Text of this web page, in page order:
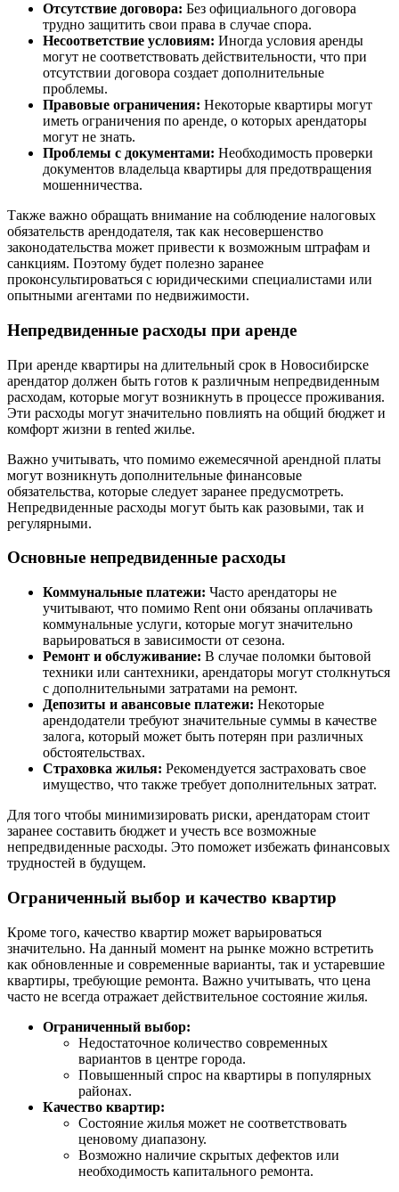
Отсутствие договора: Без официального договора
трудно защитить свои права в случае спора.
Несоответствие условиям: Иногда условия аренды
могут не соответствовать действительности, что при
отсутствии договора создает дополнительные
проблемы.
Правовые ограничения: Некоторые квартиры могут
иметь ограничения по аренде, о которых арендаторы
могут не знать.
Проблемы с документами: Необходимость проверки
документов владельца квартиры для предотвращения
мошенничества.
Также важно обращать внимание на соблюдение налоговых
обязательств арендодателя, так как несовершенство
законодательства может привести к возможным штрафам и
санкциям. Поэтому будет полезно заранее
проконсультироваться с юридическими специалистами или
опытными агентами по недвижимости.
Непредвиденные расходы при аренде
При аренде квартиры на длительный срок в Новосибирске
арендатор должен быть готов к различным непредвиденным
расходам, которые могут возникнуть в процессе проживания.
Эти расходы могут значительно повлиять на общий бюджет и
комфорт жизни в rented жилье.
Важно учитывать, что помимо ежемесячной арендной платы
могут возникнуть дополнительные финансовые
обязательства, которые следует заранее предусмотреть.
Непредвиденные расходы могут быть как разовыми, так и
регулярными.
Основные непредвиденные расходы
Коммунальные платежи: Часто арендаторы не
учитывают, что помимо Rent они обязаны оплачивать
коммунальные услуги, которые могут значительно
варьироваться в зависимости от сезона.
Ремонт и обслуживание: В случае поломки бытовой
техники или сантехники, арендаторы могут столкнуться
с дополнительными затратами на ремонт.
Депозиты и авансовые платежи: Некоторые
арендодатели требуют значительные суммы в качестве
залога, который может быть потерян при различных
обстоятельствах.
Страховка жилья: Рекомендуется застраховать свое
имущество, что также требует дополнительных затрат.
Для того чтобы минимизировать риски, арендаторам стоит
заранее составить бюджет и учесть все возможные
непредвиденные расходы. Это поможет избежать финансовых
трудностей в будущем.
Ограниченный выбор и качество квартир
Кроме того, качество квартир может варьироваться
значительно. На данный момент на рынке можно встретить
как обновленные и современные варианты, так и устаревшие
квартиры, требующие ремонта. Важно учитывать, что цена
часто не всегда отражает действительное состояние жилья.
Ограниченный выбор:
Недостаточное количество современных
вариантов в центре города.
Повышенный спрос на квартиры в популярных
районах.
Качество квартир:
Состояние жилья может не соответствовать
ценовому диапазону.
Возможно наличие скрытых дефектов или
необходимость капитального ремонта.